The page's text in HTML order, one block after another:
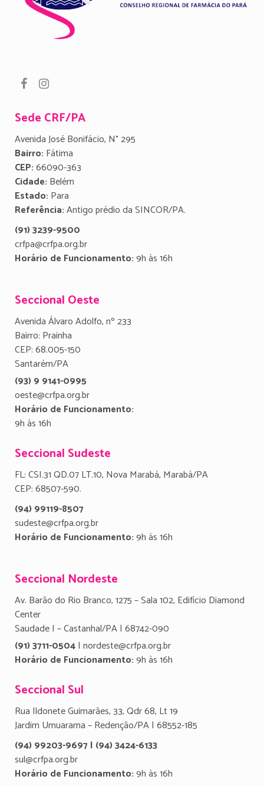
Sede CRF/PA
Avenida José Bonifácio, N° 295
Bairro: Fátima
CEP:66090-363
Cidade: Belém
Estado: Para
Referência:Antigo prédio da SINCOR/PA.
(91) 3239-9500
crfpa@crfpa.org.br
Horário de Funcionamento:9h às 16h
Seccional Oeste
Avenida Álvaro Adolfo, nº 233
Bairro: Prainha
CEP: 68.005-150
Santarém/PA
(93) 9 9141-0995
oeste@crfpa.org.br
Horário de Funcionamento:
9h às 16h
Seccional Sudeste
FL: CSI.31 QD.07 LT.10, Nova Marabá, Marabá/PA
CEP: 68507-590.
(94) 99119-8507
sudeste@crfpa.org.br
Horário de Funcionamento:9h às 16h
Seccional Nordeste
Av. Barão do Rio Branco, 1275 – Sala 102, Edifício Diamond
Center
Saudade I – Castanhal/PA | 68742-090
(91) 3711-0504| nordeste@crfpa.org.br
Horário de Funcionamento:9h às 16h
Seccional Sul
Rua Ildonete Guimarães, 33, Qdr 68, Lt 19
Jardim Umuarama – Redenção/PA | 68552-185
(94) 99203-9697 | (94) 3424-6133
sul@crfpa.org.br
Horário de Funcionamento:9h às 16h